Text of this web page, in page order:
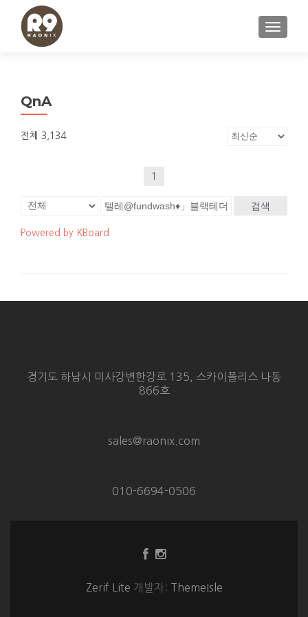
내비게
QnA
전체 3,134
1
검색
Powered by KBoard
경기도 하남시 미사강변한강로 135, 스카이폴리스 나동
866호
sales@raonix.com
010-6694-0506
Facebook
크
Instagram
크
Zerif Lite 개발자: ThemeIsle